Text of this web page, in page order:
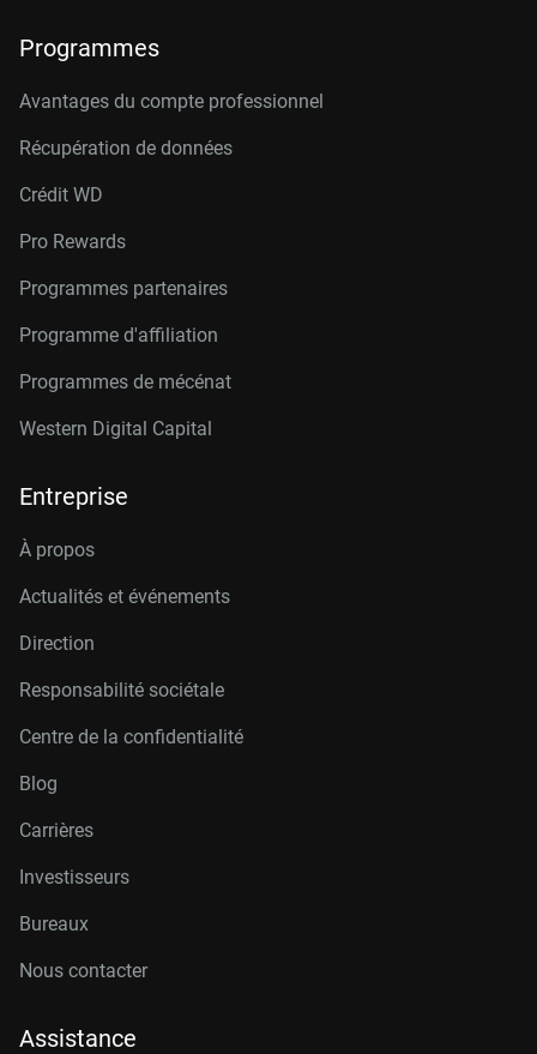
Programmes
Avantages du compte professionnel
Récupération de données
Crédit WD
Pro Rewards
Programmes partenaires
Programme d'affiliation
Programmes de mécénat
Western Digital Capital
Entreprise
À propos
Actualités et événements
Direction
Responsabilité sociétale
Centre de la confidentialité
Blog
Carrières
Investisseurs
Bureaux
Nous contacter
Assistance